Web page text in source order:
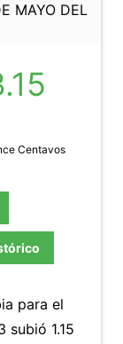
MAYO DEL
Centavos
para el
subió 1.15